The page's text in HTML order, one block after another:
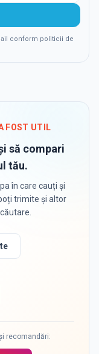
conform politicii de
FOST UTIL
să compari
tău.
în care cauți și
trimite și altor
recomandări: